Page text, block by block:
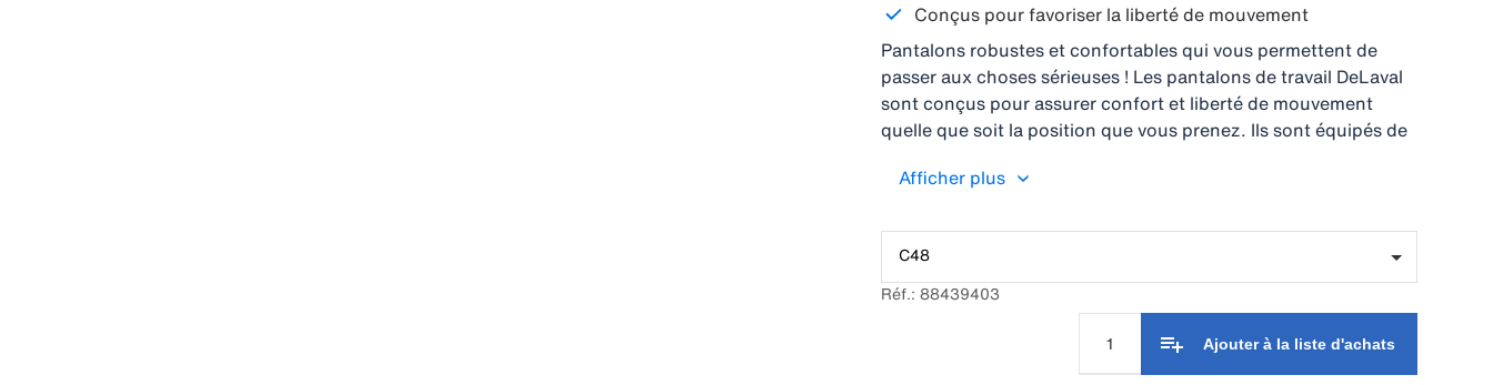
Conçus pour favoriser la liberté de mouvement
Pantalons robustes et confortables qui vous permettent de
passer aux choses sérieuses ! Les pantalons de travail DeLaval
sont conçus pour assurer confort et liberté de mouvement
quelle que soit la position que vous prenez. Ils sont équipés de
supplémentaire en cas de besoin. Conçus pour durer, ces
les plus sollicitées. Existent également en version pour femmes
: une coupe plus féminine sans compromettre confort et
durabilité.
Afficher plus
C48
Réf.: 88439403
Ajouter à la liste d'achats